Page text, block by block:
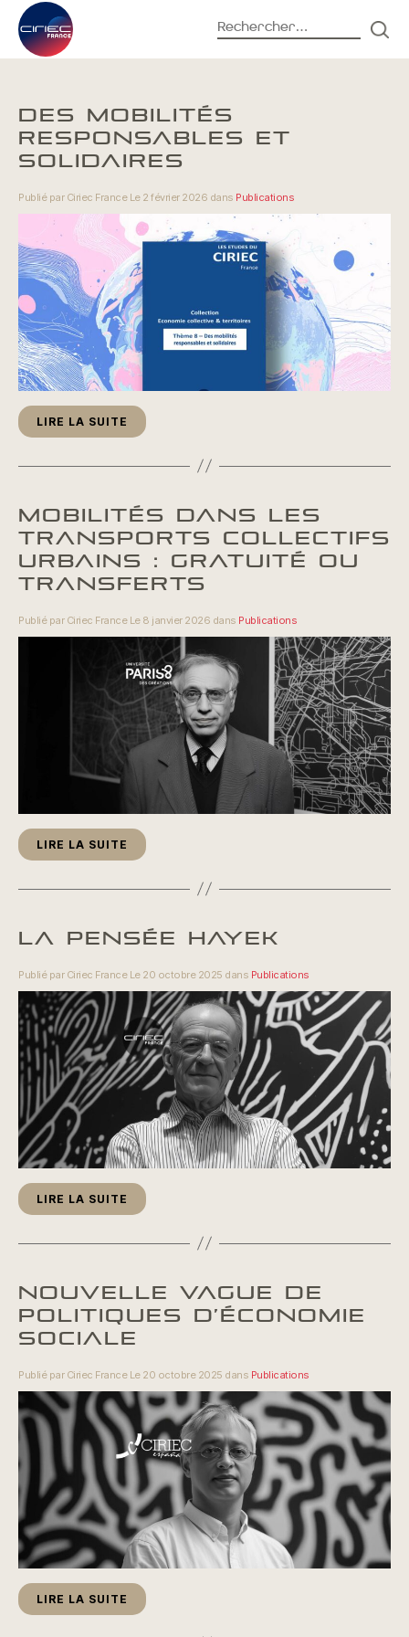
Rechercher :
Accueil Actualités Publications
DES MOBILITÉS
RESPONSABLES ET
SOLIDAIRES
Publié par Ciriec France Le 2 février 2026 dans Publications
LIRE LA SUITE
MOBILITÉS DANS LES
TRANSPORTS COLLECTIFS
URBAINS : GRATUITÉ OU
TRANSFERTS
Publié par Ciriec France Le 8 janvier 2026 dans Publications
LIRE LA SUITE
LA PENSÉE HAYEK
Publié par Ciriec France Le 20 octobre 2025 dans Publications
LIRE LA SUITE
NOUVELLE VAGUE DE
POLITIQUES D’ÉCONOMIE
SOCIALE
Publié par Ciriec France Le 20 octobre 2025 dans Publications
LIRE LA SUITE